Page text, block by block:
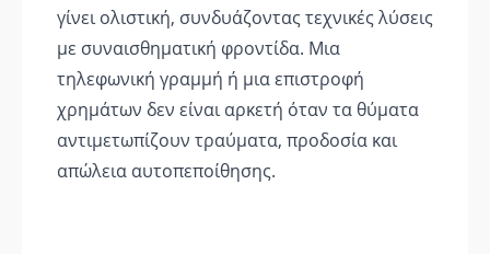
γίνει ολιστική, συνδυάζοντας τεχνικές λύσεις
με συναισθηματική φροντίδα. Μια
τηλεφωνική γραμμή ή μια επιστροφή
χρημάτων δεν είναι αρκετή όταν τα θύματα
αντιμετωπίζουν τραύματα, προδοσία και
απώλεια αυτοπεποίθησης.